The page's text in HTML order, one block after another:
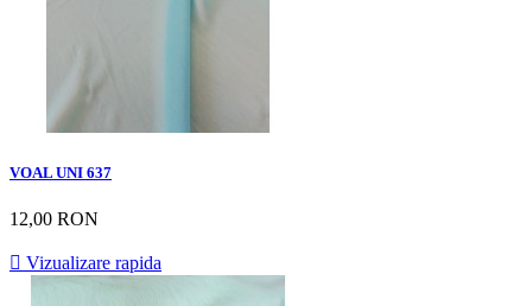
VOAL UNI 637
12,00 RON
 Vizualizare rapida